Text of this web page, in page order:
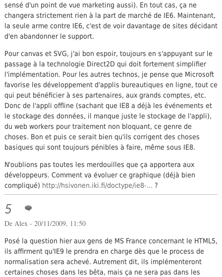
sensé d'un point de vue marketing aussi). En tout cas, ça ne
changera strictement rien à la part de marché de IE6. Maintenant,
la seule arme contre IE6, c'est de voir davantage de sites décidant
d'en abandonner le support.
Pour canvas et SVG, j'ai bon espoir, toujours en s'appuyant sur le
passage à la technologie Direct2D qui doit fortement simplifier
l'implémentation. Pour les autres technos, je pense que Microsoft
favorise les développement d'applis bureautiques en ligne, tout ce
qui peut bénéficier à ses partenaires, aux grands comptes, etc.
Donc de l'appli offline (sachant que IE8 a déjà les événements et
le stockage des données, il manque juste le stockage de l'appli),
du web workers pour traitement non bloquant, ce genre de
choses. Bon et puis ce serait bien qu'ils corrigent des choses
basiques qui sont toujours pénibles à faire, même sous IE8.
N'oublions pas toutes les merdouilles que ça apportera aux
développeurs. Comment va évoluer ce graphique (déjà bien
compliqué) http://hsivonen.iki.fi/doctype/ie8-... ?
5
De Alex- 20/11/2009, 11:50
Posé la question hier aux gens de MS France concernant le HTML5,
ils affirment qu'IE9 le prendra en charge dès que le process de
normalisation sera achevé. Autrement dit, ils implémenteront
certaines choses dans les bêta, mais ça ne sera pas dans les